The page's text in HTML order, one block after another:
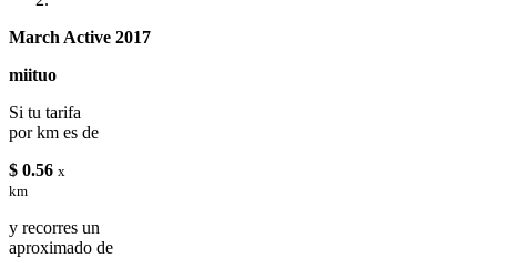
March Active 2017
miituo
Si tu tarifa
por km es de
$ 0.56 x
km
y recorres un
aproximado de